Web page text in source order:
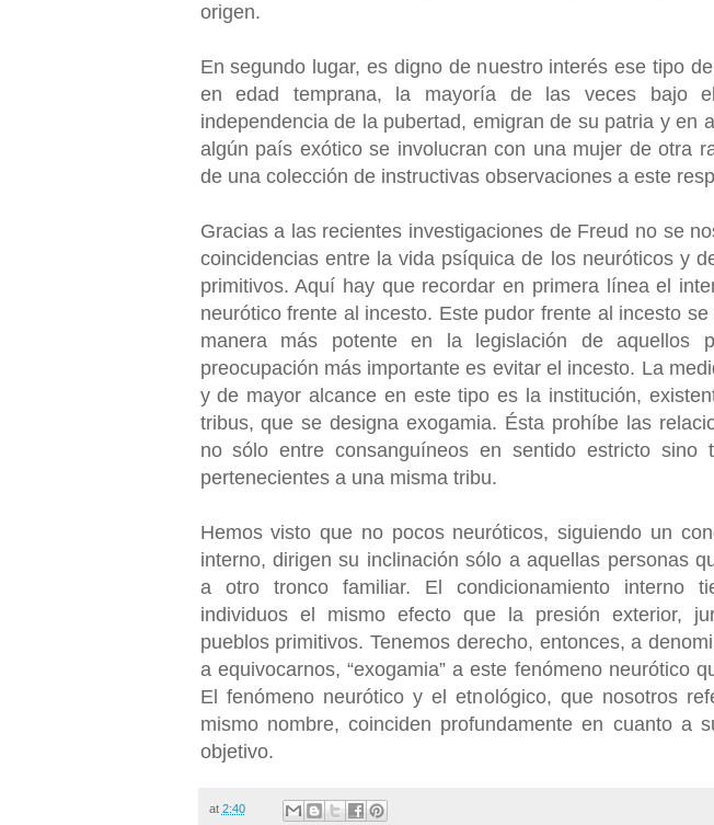
origen.
En segundo lugar, es digno de nuestro interés ese tipo
en edad temprana, la mayoría de las veces bajo
independencia de la pubertad, emigran de su patria y en
algún país exótico se involucran con una mujer de otra
de una colección de instructivas observaciones a este
Gracias a las recientes investigaciones de Freud no se
coincidencias entre la vida psíquica de los neuróticos y
primitivos. Aquí hay que recordar en primera línea el
neurótico frente al incesto. Este pudor frente al incesto
manera más potente en la legislación de aquellos
preocupación más importante es evitar el incesto. La
y de mayor alcance en este tipo es la institución,
tribus, que se designa exogamia. Ésta prohíbe las
no sólo entre consanguíneos en sentido estricto sino
pertenecientes a una misma tribu.
Hemos visto que no pocos neuróticos, siguiendo un
interno, dirigen su inclinación sólo a aquellas personas
a otro tronco familiar. El condicionamiento interno
individuos el mismo efecto que la presión exterior,
pueblos primitivos. Tenemos derecho, entonces, a
a equivocarnos, “exogamia” a este fenómeno neurótico
El fenómeno neurótico y el etnológico, que nosotros
mismo nombre, coinciden profundamente en cuanto a
objetivo.
at 2:40